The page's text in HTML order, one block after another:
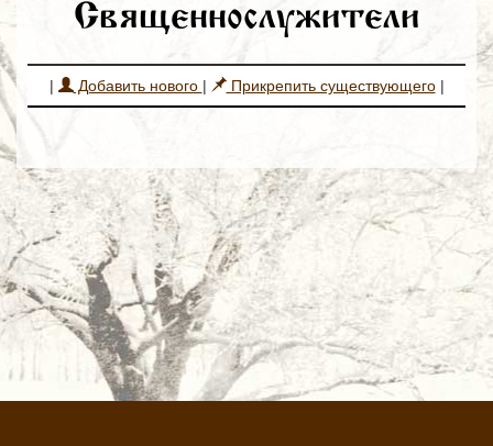
Священнослужители
| Добавить нового | Прикрепить существующего|